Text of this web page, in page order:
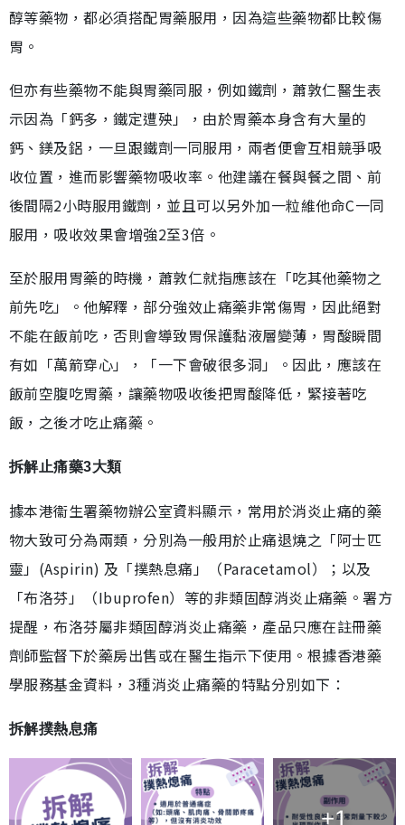
醇等藥物，都必須搭配胃藥服用，因為這些藥物都比較傷
胃。
但亦有些藥物不能與胃藥同服，例如鐵劑，蕭敦仁醫生表
示因為「鈣多，鐵定遭殃」，由於胃藥本身含有大量的
鈣、鎂及鋁，一旦跟鐵劑一同服用，兩者便會互相競爭吸
收位置，進而影響藥物吸收率。他建議在餐與餐之間、前
後間隔2小時服用鐵劑，並且可以另外加一粒維他命C一同
服用，吸收效果會增強2至3倍。
至於服用胃藥的時機，蕭敦仁就指應該在「吃其他藥物之
前先吃」。他解釋，部分強效止痛藥非常傷胃，因此絕對
不能在飯前吃，否則會導致胃保護黏液層變薄，胃酸瞬間
有如「萬箭穿心」，「一下會破很多洞」。因此，應該在
飯前空腹吃胃藥，讓藥物吸收後把胃酸降低，緊接著吃
飯，之後才吃止痛藥。
拆解止痛藥3大類
據本港衞生署藥物辦公室資料顯示，常用於消炎止痛的藥
物大致可分為兩類，分別為一般用於止痛退燒之「阿士匹
靈」(Aspirin) 及「撲熱息痛」（Paracetamol）；以及
「布洛芬」（Ibuprofen）等的非類固醇消炎止痛藥。署方
提醒，布洛芬屬非類固醇消炎止痛藥，產品只應在註冊藥
劑師監督下於藥房出售或在醫生指示下使用。根據香港藥
學服務基金資料，3種消炎止痛藥的特點分別如下：
拆解撲熱息痛
+1